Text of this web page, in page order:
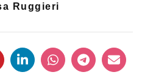
Ruggieri